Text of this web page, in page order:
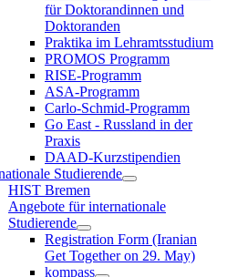
für Doktorandinnen und
Doktoranden
Praktika im Lehramtsstudium
PROMOS Programm
RISE-Programm
ASA-Programm
Carlo-Schmid-Programm
Go East - Russland in der
Praxis
DAAD-Kurzstipendien
Studierende
HIST Bremen
Angebote für internationale
Studierende
Registration Form (Iranian
Get Together on 29. May)
kompass